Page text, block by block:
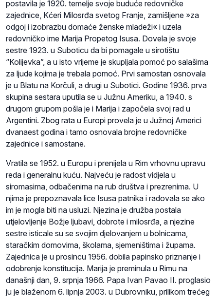
postavila je 1920. temelje svoje buduće redovničke
zajednice, Kćeri Milosrđa svetog Franje, zamišljene »za
odgoj i izobrazbu domaće ženske mladeži« i uzela
redovničko ime Marija Propetog Isusa. Dovela je svoje
sestre 1923. u Suboticu da bi pomagale u sirotištu
“Kolijevka”, a u isto vrijeme je skupljala pomoć po salašima
za ljude kojima je trebala pomoć. Prvi samostan osnovala
je u Blatu na Korčuli, a drugi u Subotici. Godine 1936. prva
skupina sestara uputila se u Južnu Ameriku, a 1940. s
drugom grupom pošla je i Marija i započela svoj rad u
Argentini. Zbog rata u Europi provela je u Južnoj Americi
dvanaest godina i tamo osnovala brojne redovničke
zajednice i samostane.
Vratila se 1952. u Europu i prenijela u Rim vrhovnu upravu
reda i generalnu kuću. Najveću je radost vidjela u
siromasima, odbačenima na rub društva i prezrenima. U
njima je prepoznavala lice Isusa patnika i radovala se ako
im je mogla biti na usluzi. Njezina je družba postala
utjelovljenje Božje ljubavi, dobrote i milosrđa, a njezine
sestre isticale su se svojim djelovanjem u bolnicama,
staračkim domovima, školama, sjemeništima i župama.
Zajednica je u prosincu 1956. dobila papinsko priznanje i
odobrenje konstitucija. Marija je preminula u Rimu na
današnji dan, 9. srpnja 1966. Papa Ivan Pavao II. proglasio
ju je blaženom 6. lipnja 2003. u Dubrovniku, prilikom trećeg